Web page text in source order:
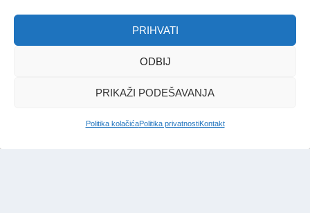
PRIHVATI
ODBIJ
PRIKAŽI PODEŠAVANJA
Politika kolačićaPolitika privatnostiKontakt